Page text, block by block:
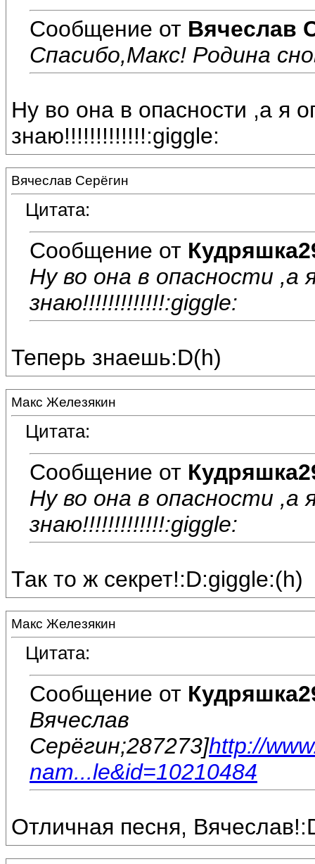
Сообщение от Вячеслав
Спасибо,Макс! Родина
Ну во она в опасности ,а я
знаю!!!!!!!!!!!!!:giggle:
Вячеслав Серёгин
Цитата:
Сообщение от
Ну во она в опасности ,а
знаю!!!!!!!!!!!!!:giggle:
Теперь знаешь:D(h)
Макс Железякин
Цитата:
Сообщение от
Ну во она в опасности ,а
знаю!!!!!!!!!!!!!:giggle:
Так то ж секрет!:D:giggle:(h)
Макс Железякин
Цитата:
Сообщение от
Вячеслав
Серёгин;287273]http://
nam...le&id=10210484
Отличная песня,